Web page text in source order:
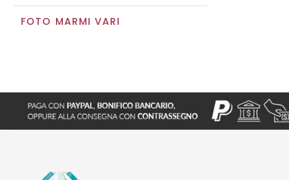
FOTO MARMI VARI